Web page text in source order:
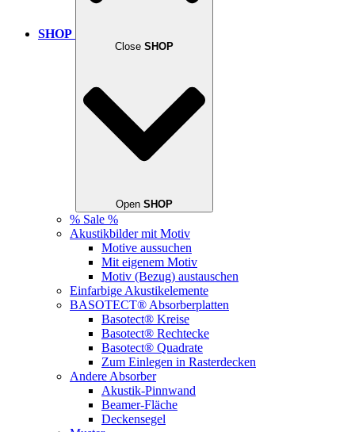
SHOP
Close SHOP
Open SHOP
% Sale %
Akustikbilder mit Motiv
Motive aussuchen
Mit eigenem Motiv
Motiv (Bezug) austauschen
Einfarbige Akustikelemente
BASOTECT® Absorberplatten
Basotect® Kreise
Basotect® Rechtecke
Basotect® Quadrate
Zum Einlegen in Rasterdecken
Andere Absorber
Akustik-Pinnwand
Beamer-Fläche
Deckensegel